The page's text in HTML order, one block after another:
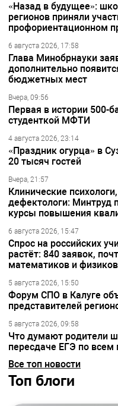
«Назад в будущее»:
регионов приняли
профориентационном
6 августа 2026, 17:58
Глава Минобрнауки
дополнительно
бюджетных мест
Вчера, 09:56
Первая в истории 500-
студенткой МФТИ
4 августа 2026, 23:14
«Праздник огурца» в
20 тысяч гостей
Вчера, 21:57
Клинические
дефектологи: Минтруд
курсы повышения
6 августа 2026, 15:47
Спрос на российских
растёт: 840 заявок,
математиков и физиков
5 августа 2026, 15:50
Форум СПО в Калуге
представителей
5 августа 2026, 09:58
Что думают родители
пересдаче ЕГЭ по
Все топ новости
Топ блоги